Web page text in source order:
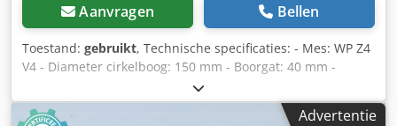
Aanvragen Bellen
Toestand: gebruikt, Technische specificaties: - Mes: WP Z4
V4 - Diameter cirkelboog: 150 mm - Boorgat: 40 mm -
Markering: BG-test - Lengte: 51 mm Dcjdpfxjzrynpj Aquek -
Materiaal: Staal
Advertentie